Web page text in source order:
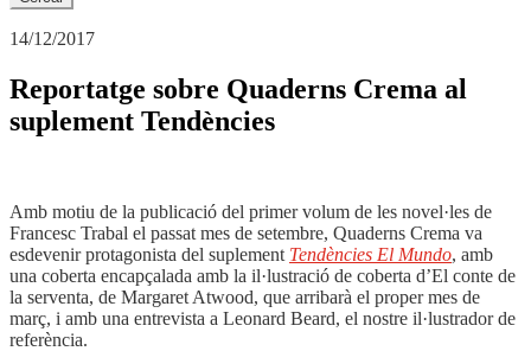
14/12/2017
Reportatge sobre Quaderns Crema al
suplement Tendències
Amb motiu de la publicació del primer volum de les novel·les de
Francesc Trabal el passat mes de setembre, Quaderns Crema va
esdevenir protagonista del suplement Tendències El Mundo, amb
una coberta encapçalada amb la il·lustració de coberta d’El conte de
la serventa, de Margaret Atwood, que arribarà el proper mes de
març, i amb una entrevista a Leonard Beard, el nostre il·lustrador de
referència.